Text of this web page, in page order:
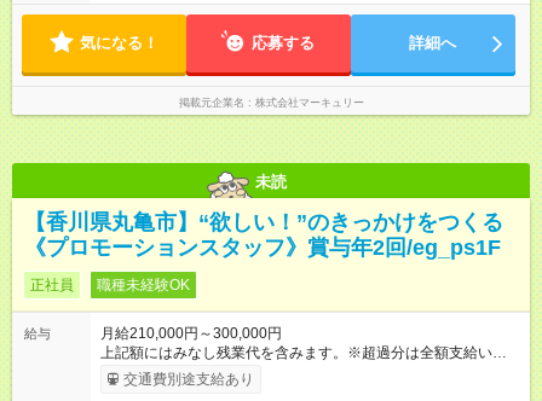
間） ※勤務地により異なります。
気になる！ 応募する 詳細へ
掲載元企業名 株式会社マーキュリー
未読
【香川県丸亀市】“欲しい！”のきっかけをつくる
《プロモーションスタッフ》賞与年2回/eg_ps1F
正社員 職種未経験OK
給与
月給210,000円～300,000円
上記額にはみなし残業代を含みます。※超過分は全額支給いたし
ます。 みなし残業代 14,616円／月 みなし残業時間 10時間／月
※能力やスキルを考慮の上、当社規程により決定します。 ーー
交通費別途支給あり